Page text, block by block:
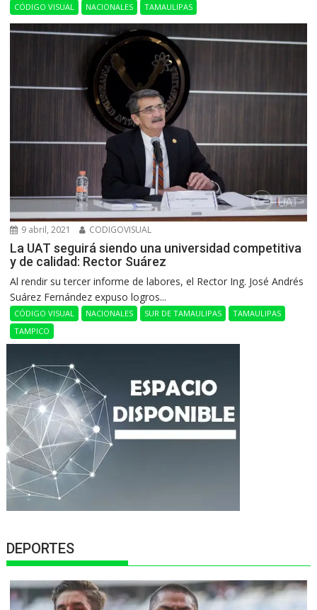
CÓDIGO VISUAL NACIONALES TAMAULIPAS
9 abril, 2021 CODIGOVISUAL
La UAT seguirá siendo una universidad competitiva
y de calidad: Rector Suárez
Al rendir su tercer informe de labores, el Rector Ing. José Andrés
Suárez Fernández expuso logros...
CÓDIGO VISUAL NACIONALES SUR DE TAMAULIPAS
TAMAULIPAS
TAMPICO
DEPORTES